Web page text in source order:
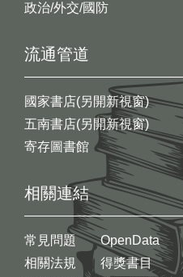
政治/外交/國防
流通管道
國家書店(另開新視窗)
五南書店(另開新視窗)
寄存圖書館
相關連結
常見問題
相關法規
OpenData
得獎書目